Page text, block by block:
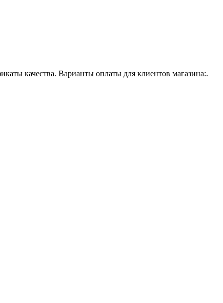
качества. Варианты оплаты для клиентов магазина:.